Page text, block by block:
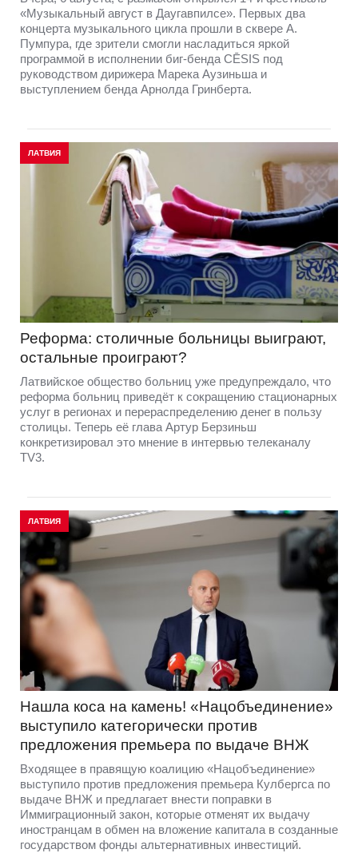
«Музыкальный август в Даугавпилсе». Первых два
концерта музыкального цикла прошли в сквере А.
Пумпура, где зрители смогли насладиться яркой
программой в исполнении биг-бенда CĒSIS под
руководством дирижера Марека Аузиньша и
выступлением бенда Арнолда Гринберта.
ЛАТВИЯ
Реформа: столичные больницы выиграют,
остальные проиграют?
Латвийское общество больниц уже предупреждало, что
реформа больниц приведёт к сокращению стационарных
услуг в регионах и перераспределению денег в пользу
столицы. Теперь её глава Артур Берзиньш
конкретизировал это мнение в интервью телеканалу
TV3.
ЛАТВИЯ
Нашла коса на камень! «Нацобъединение»
выступило категорически против
предложения премьера по выдаче ВНЖ
Входящее в правящую коалицию «Нацобъединение»
выступило против предложения премьера Кулбергса по
выдаче ВНЖ и предлагает внести поправки в
Иммиграционный закон, которые отменят их выдачу
иностранцам в обмен на вложение капитала в созданные
государством фонды альтернативных инвестиций.